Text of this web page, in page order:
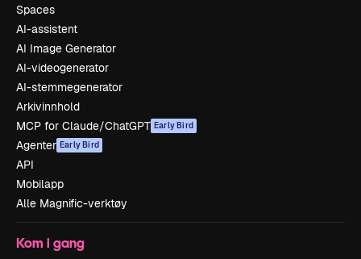
Spaces
AI-assistent
AI Image Generator
AI-videogenerator
AI-stemmegenerator
Arkivinnhold
MCP for Claude/ChatGPT Early Bird
Agenter Early Bird
API
Mobilapp
Alle Magnific-verktøy
Kom i gang